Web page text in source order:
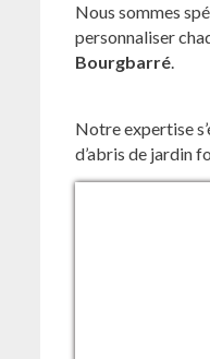
Nous sommes
personnaliser
Bourgbarré.
Notre expertise
d’abris de jardin